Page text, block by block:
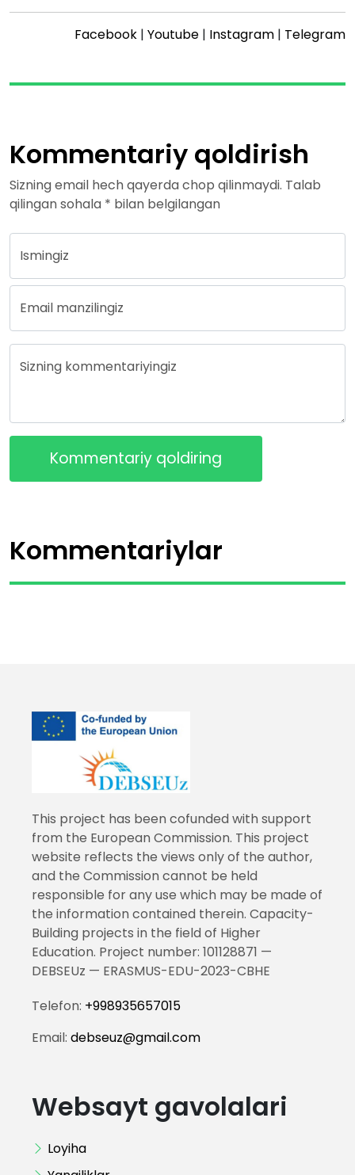
Facebook | Youtube | Instagram | Telegram
Kommentariy qoldirish
Sizning email hech qayerda chop qilinmaydi. Talab
qilingan sohala * bilan belgilangan
Ismingiz
Email manzilingiz
Sizning kommentariyingiz
Kommentariy qoldiring
Kommentariylar
This project has been cofunded with support
from the European Commission. This project
website reflects the views only of the author,
and the Commission cannot be held
responsible for any use which may be made of
the information contained therein. Capacity-
Building projects in the field of Higher
Education. Project number: 101128871 —
DEBSEUz — ERASMUS-EDU-2023-CBHE
Telefon: +998935657015
Email: debseuz@gmail.com
Websayt gavolalari
Loyiha